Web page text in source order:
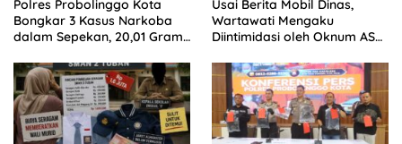
Polres Probolinggo Kota
Bongkar 3 Kasus Narkoba
dalam Sepekan, 20,01 Gram
Usai Berita Mobil Dinas,
Wartawati Mengaku
Diintimidasi oleh Oknum ASN
Tempuh Jalur Hukum